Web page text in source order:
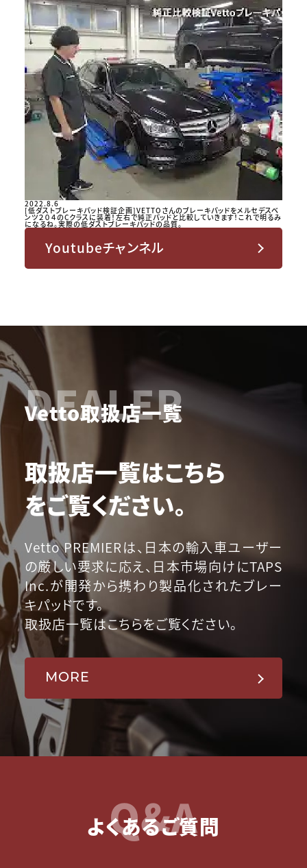
2022.8.6
[低ダストブレーキパッド検証企画]VETTOさんのブレーキパッドをメルセデスベ
ンツ２０４のCクラスに装着！左右で純正パッドと比較していきます！これで明るみ
になるね。実際の低ダストブレーキパッドの品質。
Youtubeチャンネル
DEALER
Vetto取扱店一覧
取扱店一覧はこちら
をご覧ください。
Vetto PREMIERは、日本の輸入車ユーザー
の厳しい要求に応え、日本市場向けにTAPS
Inc.が開発から携わり製品化されたブレー
キパッドです。
取扱店一覧はこちらをご覧ください。
MORE
Q&A
よくあるご質問